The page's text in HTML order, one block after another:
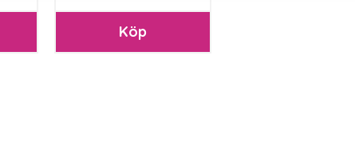
Köp